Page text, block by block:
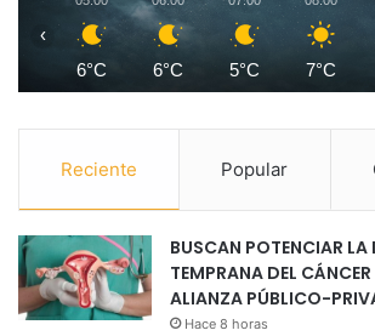
6°C 6°C 5°C 7°C
‹
Reciente Popular
BUSCAN POTENCIAR LA
TEMPRANA DEL
ALIANZA PÚBLICO-
Hace 8 horas